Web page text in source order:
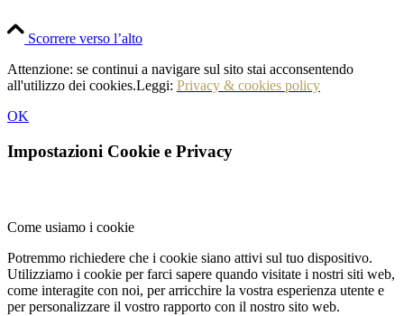
Scorrere verso l’alto
Attenzione: se continui a navigare sul sito stai acconsentendo
all'utilizzo dei cookies.Leggi: Privacy & cookies policy
OK
Impostazioni Cookie e Privacy
Come usiamo i cookie
Potremmo richiedere che i cookie siano attivi sul tuo dispositivo.
Utilizziamo i cookie per farci sapere quando visitate i nostri siti web,
come interagite con noi, per arricchire la vostra esperienza utente e
per personalizzare il vostro rapporto con il nostro sito web.